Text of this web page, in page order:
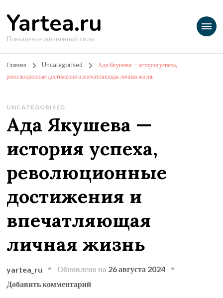
Yartea.ru
Повышение жизненной силы
Главная Uncategorised
Ада Якушева — история успеха,
революционные достижения и впечатляющая личная жизнь
UNCATEGORISED
Ада Якушева —
история успеха,
революционные
достижения и
впечатляющая
личная жизнь
yartea_ru Обновлено на 26 августа 2024
Добавить комментарийк